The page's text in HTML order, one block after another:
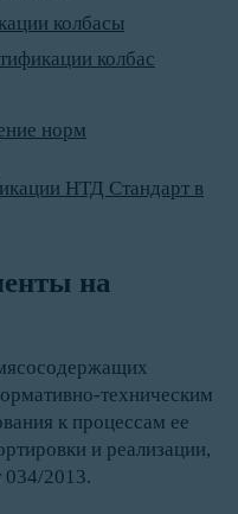
колбасы
колбас
норм
НТД Стандарт в
на
техническим
к процессам ее
и реализации,
034/2013.